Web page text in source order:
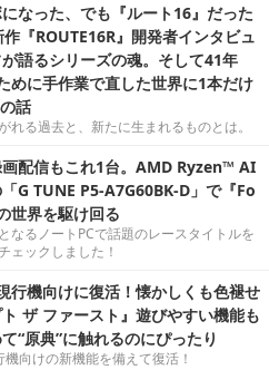
なった、でも『ルート16』だった
『ROUTE16R』開発者インタビュ
語るシリーズの魂。そして41年
めに手作業で直した世界に1本だけ
話
れる過去と、新たに生まれるものとは。
配信もこれ1台。AMD Ryzen™ AI
G TUNE P5-A7G60BK-D」で『Fo
世界を駆け回る
なるノートPCで話題のレースタイトルを
ェックしました！
行機向けに復活！懐かしくも色褪せ
ザ ファースト』遊びやすい機能も
“原典”に触れるのにぴったり
向けの新機能を備えて復活！